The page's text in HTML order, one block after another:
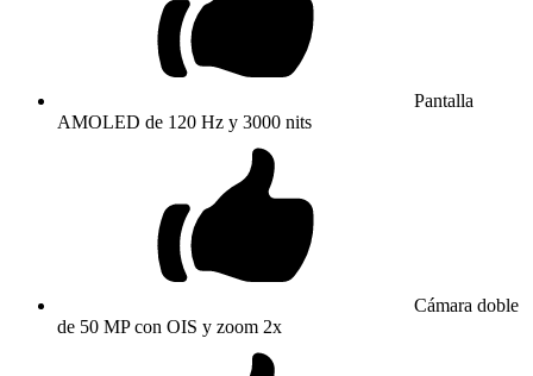
Pantalla
AMOLED de 120 Hz y 3000 nits
Cámara doble
de 50 MP con OIS y zoom 2x